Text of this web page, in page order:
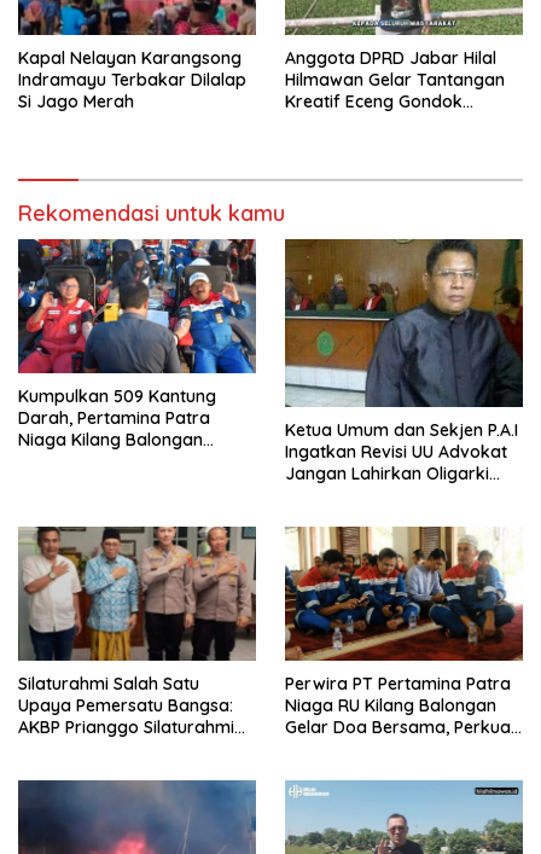
Kapal Nelayan Karangsong
Indramayu Terbakar Dilalap
Si Jago Merah
Anggota DPRD Jabar Hilal
Hilmawan Gelar Tantangan
Kreatif Eceng Gondok
Rekomendasi untuk kamu
Kumpulkan 509 Kantung
Darah, Pertamina Patra
Niaga Kilang Balongan
Ketua Umum dan Sekjen P.A.I
Ingatkan Revisi UU Advokat
Jangan Lahirkan Oligarki
Silaturahmi Salah Satu
Upaya Pemersatu Bangsa:
AKBP Prianggo Silaturahmi
Perwira PT Pertamina Patra
Niaga RU Kilang Balongan
Gelar Doa Bersama, Perkuat